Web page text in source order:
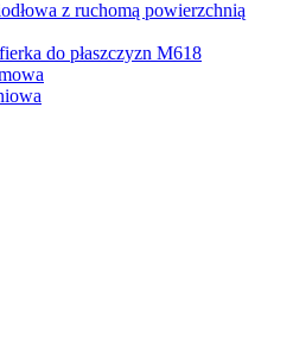
z ruchomą powierzchnią
do płaszczyzn M618